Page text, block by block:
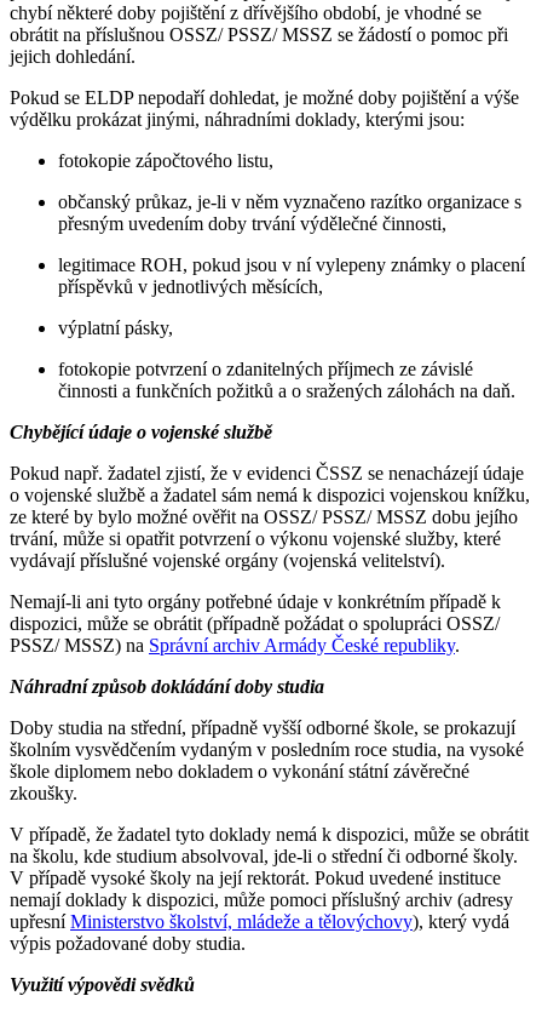
chybí některé doby pojištění z dřívějšího období, je vhodné se
obrátit na příslušnou OSSZ/ PSSZ/ MSSZ se žádostí o pomoc při
jejich dohledání.
Pokud se ELDP nepodaří dohledat, je možné doby pojištění a výše
výdělku prokázat jinými, náhradními doklady, kterými jsou:
fotokopie zápočtového listu,
občanský průkaz, je-li v něm vyznačeno razítko organizace s
přesným uvedením doby trvání výdělečné činnosti,
legitimace ROH, pokud jsou v ní vylepeny známky o placení
příspěvků v jednotlivých měsících,
výplatní pásky,
fotokopie potvrzení o zdanitelných příjmech ze závislé
činnosti a funkčních požitků a o sražených zálohách na daň.
Chybějící údaje o vojenské službě
Pokud např. žadatel zjistí, že v evidenci ČSSZ se nenacházejí údaje
o vojenské službě a žadatel sám nemá k dispozici vojenskou knížku,
ze které by bylo možné ověřit na OSSZ/ PSSZ/ MSSZ dobu jejího
trvání, může si opatřit potvrzení o výkonu vojenské služby, které
vydávají příslušné vojenské orgány (vojenská velitelství).
Nemají-li ani tyto orgány potřebné údaje v konkrétním případě k
dispozici, může se obrátit (případně požádat o spolupráci OSSZ/
PSSZ/ MSSZ) na Správní archiv Armády České republiky.
Náhradní způsob dokládání doby studia
Doby studia na střední, případně vyšší odborné škole, se prokazují
školním vysvědčením vydaným v posledním roce studia, na vysoké
škole diplomem nebo dokladem o vykonání státní závěrečné
zkoušky.
V případě, že žadatel tyto doklady nemá k dispozici, může se obrátit
na školu, kde studium absolvoval, jde-li o střední či odborné školy.
V případě vysoké školy na její rektorát. Pokud uvedené instituce
nemají doklady k dispozici, může pomoci příslušný archiv (adresy
upřesníMinisterstvo školství, mládeže a tělovýchovy), který vydá
výpis požadované doby studia.
Využití výpovědi svědků